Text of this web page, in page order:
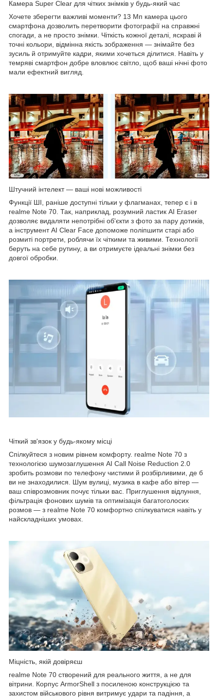
Камера Super Clear для чітких знімків у будь-який час
Хочете зберегти важливі моменти? 13 Мп камера цього
смартфона дозволить перетворити фотографії на справжні
спогади, а не просто знімки. Чіткість кожної деталі, яскраві й
точні кольори, відмінна якість зображення — знімайте без
зусиль й отримуйте кадри, якими хочеться ділитися. Навіть у
темряві смартфон добре вловлює світло, щоб ваші нічні фото
мали ефектний вигляд.
Штучний інтелект — ваші нові можливості
Функції ШІ, раніше доступні тільки у флагманах, тепер є і в
realme Note 70. Так, наприклад, розумний ластик AI Eraser
дозволяє видаляти непотрібні об'єкти з фото за пару дотиків,
а інструмент AI Clear Face допоможе поліпшити старі або
розмиті портрети, роблячи їх чіткими та живими. Технології
беруть на себе рутину, а ви отримуєте ідеальні знімки без
довгої обробки.
Чіткий зв'язок у будь-якому місці
Спілкуйтеся з новим рівнем комфорту. realme Note 70 з
технологією шумозаглушення AI Call Noise Reduction 2.0
зробить розмови по телефону чистими й розбірливими, де б
ви не знаходилися. Шум вулиці, музика в кафе або вітер —
ваш співрозмовник почує тільки вас. Приглушення відлуння,
фільтрація фонових шумів та оптимізація багатоголосих
розмов — з realme Note 70 комфортно спілкуватися навіть у
найскладніших умовах.
Міцність, якій довіряєш
realme Note 70 створений для реального життя, а не для
вітрини. Корпус ArmorShell з посиленою конструкцією та
захистом військового рівня витримує удари та падіння, а